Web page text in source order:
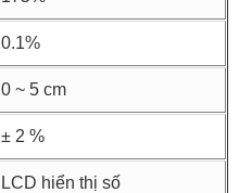
0.1%
0 ~ 5 cm
± 2 %
LCD hiển thị số